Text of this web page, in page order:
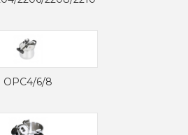
OPC4/6/8